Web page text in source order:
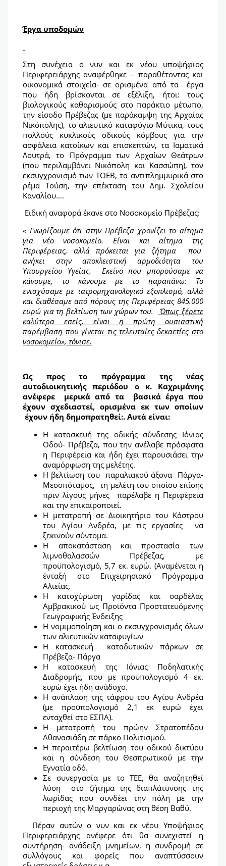
Έργα υποδομών
Στη συνέχεια ο νυν και εκ νέου υποψήφιος
Περιφερειάρχης αναφέρθηκε – παραθέτοντας και
οικονομικά στοιχεία- σε ορισμένα από τα έργα
που ήδη βρίσκονται σε εξέλιξη, ήτοι: τους
βιολογικούς καθαρισμούς στο παράκτιο μέτωπο,
την είσοδο Πρέβεζας (με παράκαμψη της Αρχαίας
Νικόπολης), το αλιευτικό καταφύγιο Μύτικα, τους
πολλούς κυκλικούς οδικούς κόμβους για την
ασφάλεια κατοίκων και επισκεπτών, τα Ιαματικά
Λουτρά, το Πρόγραμμα των Αρχαίων Θεάτρων
(που περιλαμβάνει Νικόπολη και Κασσώπη), τον
εκσυγχρονισμό των ΤΟΕΒ, τα αντιπλημμυρικά στο
ρέμα Τούση, την επέκταση του Δημ. Σχολείου
Καναλίου….
Ειδική αναφορά έκανε στο Νοσοκομείο Πρέβεζας:
« Γνωρίζουμε ότι στην Πρέβεζα χρονίζει το αίτημα
για νέο νοσοκομείο. Είναι και αίτημα της
Περιφέρειας, αλλά πρόκειται για ζήτημα που
ανήκει στην αποκλειστική αρμοδιότητα του
Υπουργείου Υγείας. Εκείνο που μπορούσαμε να
κάνουμε, το κάνουμε με το παραπάνω: Το
ενισχύσαμε με ιατρομηχανολογικό εξοπλισμό, αλλά
και διαθέσαμε από πόρους της Περιφέρειας 845.000
ευρώ για τη βελτίωση των χώρων του.
Όπως ξέρετε
καλύτερα εσείς, είναι η πρώτη ουσιαστική
παρέμβαση που γίνεται τις τελευταίες δεκαετίες στο
νοσοκομείο», τόνισε.
Ως προς το πρόγραμμα της νέας
αυτοδιοικητικής περιόδου ο κ. Καχριμάνης
ανέφερε μερικά από τα βασικά έργα που
έχουν σχεδιαστεί, ορισμένα εκ των οποίων
έχουν ήδη δημοπρατηθεί:. Αυτά είναι:
Η κατασκευή της οδικής σύνδεσης Ιόνιας
Οδού- Πρέβεζα, που την ανέλαβε πρόσφατα
η Περιφέρεια και ήδη έχει παρουσιάσει την
αναμόρφωση της μελέτης.
Η βελτίωση του παραλιακού άξονα Πάργα-
Μεσοπόταμος, τη μελέτη του οποίου επίσης
πριν λίγους μήνες παρέλαβε η Περιφέρεια
και την επικαιροποιεί.
Η μετατροπή σε Διοικητήριο του Κάστρου
του Αγίου Ανδρέα, με τις εργασίες να
ξεκινούν σύντομα.
Η αποκατάσταση και προστασία των
λιμνοθαλασσών Πρέβεζας, με
προϋπολογισμό, 5,7 εκ. ευρώ. (Αναμένεται η
ένταξή στο Επιχειρησιακό Πρόγραμμα
Αλιείας.
Η κατοχύρωση γαρίδας και σαρδέλας
Αμβρακικού ως Προϊόντα Προστατευόμενης
Γεωγραφικής Ένδειξης
Η νομιμοποίηση και ο εκσυγχρονισμός όλων
των αλιευτικών καταφυγίων
Η κατασκευή καταδυτικών πάρκων σε
Πρέβεζα- Πάργα
Η κατασκευή της Ιόνιας Ποδηλατικής
Διαδρομής, που με προϋπολογισμό 4 εκ.
ευρώ έχει ήδη ανάδοχο.
Η ανάπλαση της τάφρου του Αγίου Ανδρέα
(με προϋπολογισμό 2,1 εκ ευρώ έχει
ενταχθεί στο ΕΣΠΑ).
Η μετατροπή του πρώην Στρατοπέδου
Αθανασιάδη σε πάρκο Πολιτισμού.
Η περαιτέρω βελτίωση του οδικού δικτύου
και η σύνδεση του Θεσπρωτικού με την
Εγνατία οδό.
Σε συνεργασία με το ΤΕΕ, θα αναζητηθεί
λύση στο ζήτημα της διαπλάτυνσης της
λωρίδας που συνδέει την πόλη με την
περιοχή της Μαργαρώνας στη θέση Βαθύ.
Πέραν αυτών ο νυν και εκ νέου Υποψήφιος
Περιφερειάρχης ανέφερε ότι θα συνεχιστεί η
συντήρηση- ανάδειξη μνημείων, η συνδρομή σε
συλλόγους και φορείς που αναπτύσσουν